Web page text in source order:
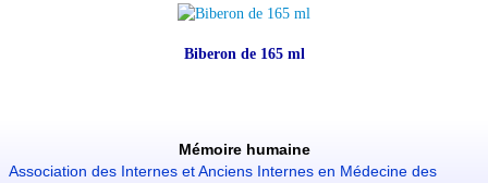
Biberon de 165 ml
Mémoire humaine
Association des Internes et Anciens Internes en Médecine des